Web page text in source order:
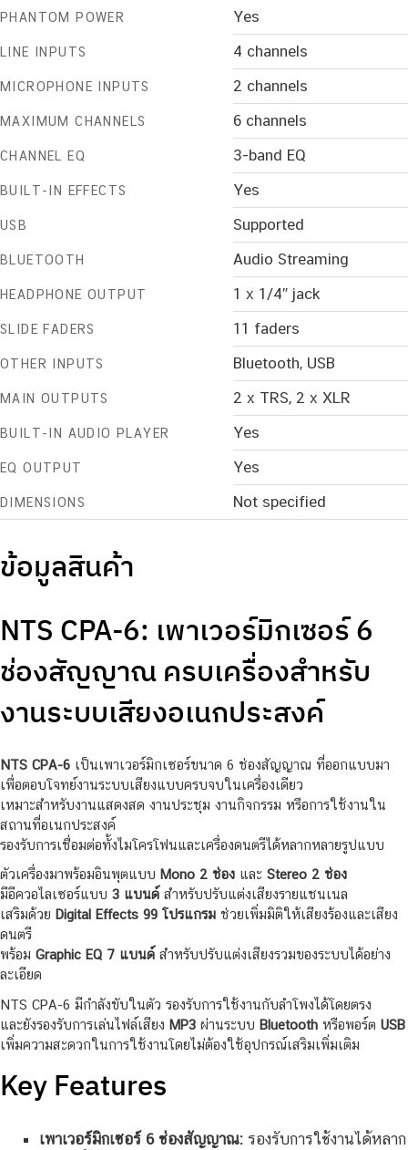
PHANTOM POWER Yes
LINE INPUTS 4 channels
MICROPHONE INPUTS 2 channels
MAXIMUM CHANNELS 6 channels
CHANNEL EQ 3-band EQ
BUILT-IN EFFECTS Yes
USB Supported
BLUETOOTH Audio Streaming
HEADPHONE OUTPUT 1 x 1/4″ jack
SLIDE FADERS 11 faders
OTHER INPUTS Bluetooth, USB
MAIN OUTPUTS 2 x TRS, 2 x XLR
BUILT-IN AUDIO PLAYER Yes
EQ OUTPUT Yes
DIMENSIONS Not specified
ข้อมูลสินค้า
NTS CPA-6: เพาเวอร์มิกเซอร์ 6
ช่องสัญญาณ ครบเครื่องสำหรับ
งานระบบเสียงอเนกประสงค์
NTS CPA-6 เป็นเพาเวอร์มิกเซอร์ขนาด 6 ช่องสัญญาณ ที่ออกแบบมา
เพื่อตอบโจทย์งานระบบเสียงแบบครบจบในเครื่องเดียว
เหมาะสำหรับงานแสดงสด งานประชุม งานกิจกรรม หรือการใช้งานใน
สถานที่อเนกประสงค์
รองรับการเชื่อมต่อทั้งไมโครโฟนและเครื่องดนตรีได้หลากหลายรูปแบบ
ตัวเครื่องมาพร้อมอินพุตแบบ Mono 2 ช่อง และ Stereo 2 ช่อง
มีอีควอไลเซอร์แบบ 3 แบนด์ สำหรับปรับแต่งเสียงรายแชนเนล
เสริมด้วย Digital Effects 99 โปรแกรม ช่วยเพิ่มมิติให้เสียงร้องและเสียง
ดนตรี
พร้อม Graphic EQ 7 แบนด์ สำหรับปรับแต่งเสียงรวมของระบบได้อย่าง
ละเอียด
NTS CPA-6 มีกำลังขับในตัว รองรับการใช้งานกับลำโพงได้โดยตรง
และยังรองรับการเล่นไฟล์เสียง MP3 ผ่านระบบ Bluetooth หรือพอร์ต USB
เพิ่มความสะดวกในการใช้งานโดยไม่ต้องใช้อุปกรณ์เสริมเพิ่มเติม
Key Features
เพาเวอร์มิกเซอร์ 6 ช่องสัญญาณ:รองรับการใช้งานได้หลาก